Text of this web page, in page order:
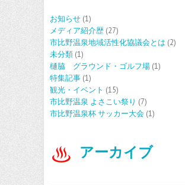
お知らせ (1)
メディア紹介歴 (27)
市比野温泉地域活性化協議会とは (2)
未分類 (1)
樋脇 グラウンド・ゴルフ場 (1)
特集記事 (1)
観光・イベント (15)
市比野温泉 よさこい祭り (7)
市比野温泉杯 サッカー大会 (1)
アーカイブ